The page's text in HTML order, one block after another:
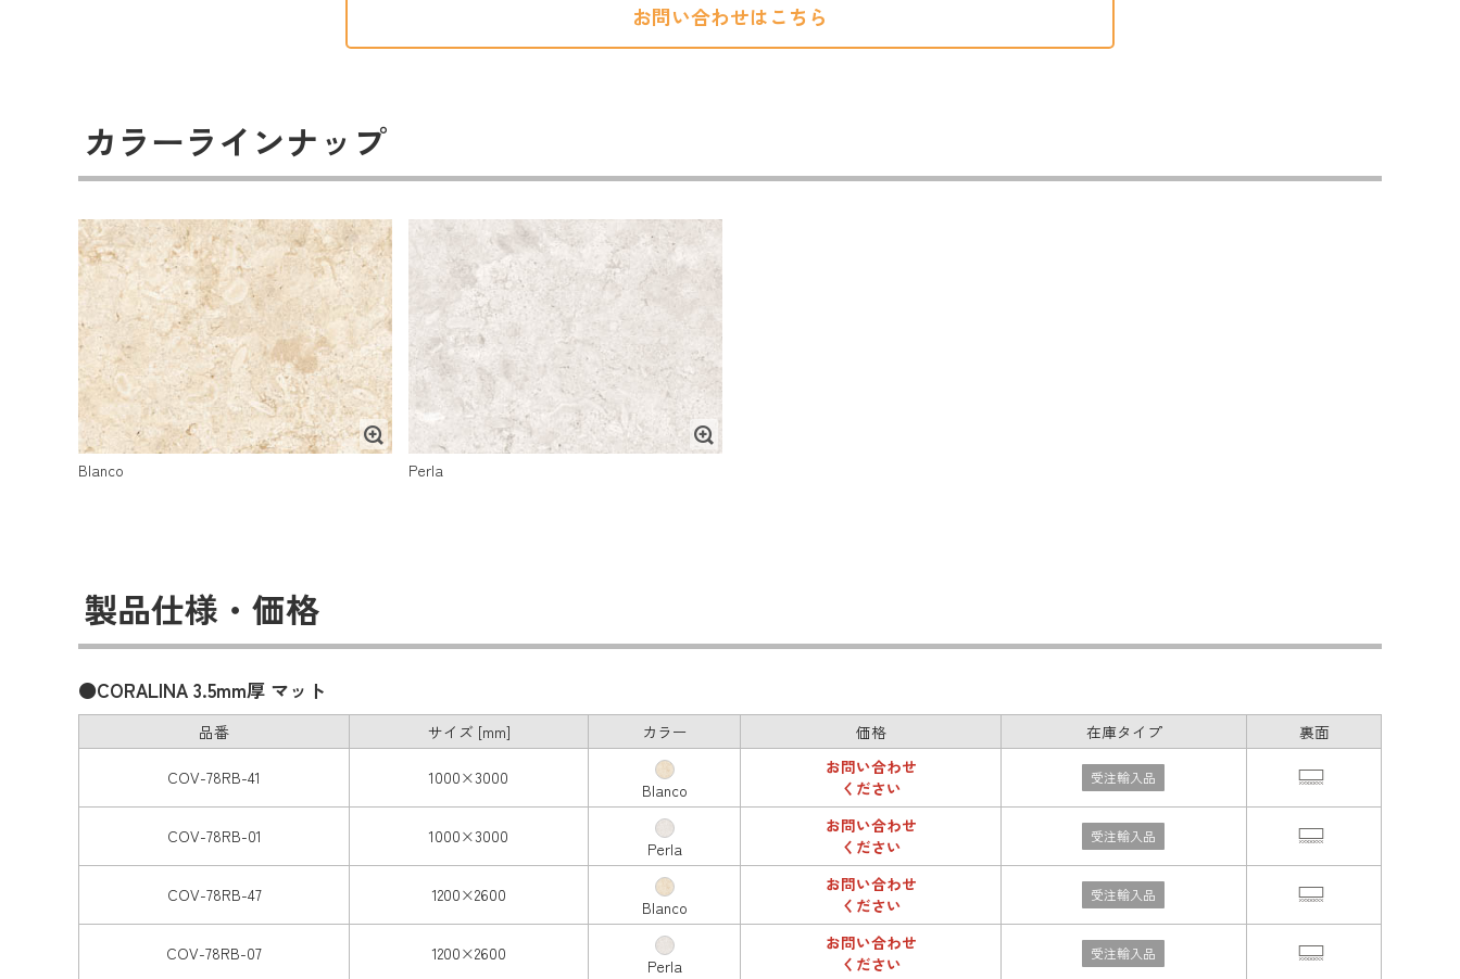
お問い合わせはこちら
カラーラインナップ
Blanco Perla
製品仕様・価格
●CORALINA 3.5mm厚 マット
品番 サイズ [mm] カラー 価格 在庫タイプ 裏面
COV-78RB-41 1000×3000
Blanco
お問い合わせ
ください
受注輸入品
COV-78RB-01 1000×3000
Perla
お問い合わせ
ください
受注輸入品
COV-78RB-47 1200×2600
Blanco
お問い合わせ
ください
受注輸入品
COV-78RB-07 1200×2600
Perla
お問い合わせ
ください
受注輸入品